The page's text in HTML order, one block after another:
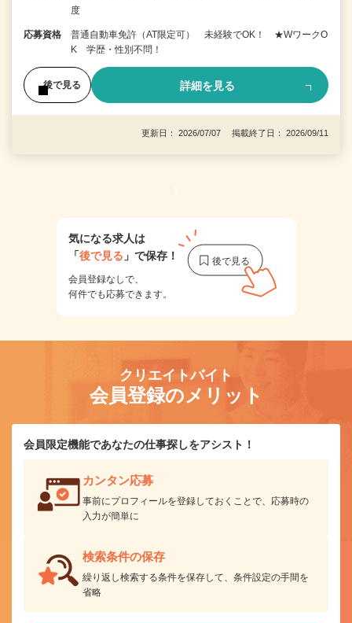
度
応募資格
普通自動車免許（AT限定可） 未経験でOK！ ★WワークO
K 学歴・性別不問！
後で見る 詳細を見る
更新日： 2026/07/07 掲載終了日： 2026/09/11
1
気になる求人は
「後で見る 」で保存！
会員登録なしで、
何件でも応募できます。
クリエイトバイト
会員登録のメリット
会員限定機能であなたの仕事探しをアシスト！
カンタン応募
事前にプロフィールを登録しておくことで、応募時の
入力が簡単に
検索条件の保存
繰り返し検索する条件を保存して、条件設定の手間を
省略